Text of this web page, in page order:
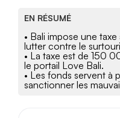
EN RÉSUMÉ
• Bali impose une
lutter contre le
• La taxe est de 150
le portail Love Bali.
• Les fonds servent à
sanctionner les